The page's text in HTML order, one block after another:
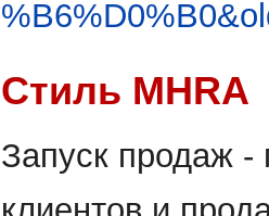
Стиль MHRA
Запуск продаж -